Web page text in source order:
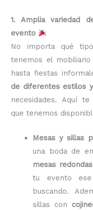
1. Amplia variedad
evento
No importa qué
tenemos el
hasta fiestas
de diferentes estilos
necesidades. Aquí
que tenemos
Mesas y sillas
una boda de
mesas redondas
tu evento
buscando.
sillas con